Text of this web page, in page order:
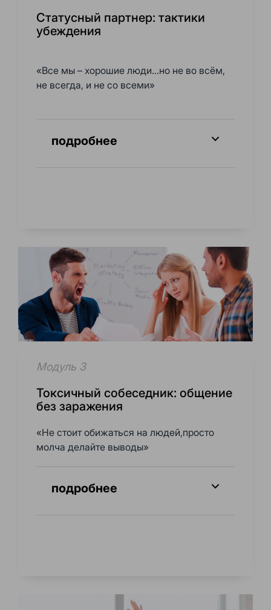
Статусный партнер: тактики
убеждения
«Все мы – хорошие люди...но не во всём,
не всегда, и не со всеми»
подробнее
Модуль 3
Токсичный собеседник: общение
без заражения
«Не стоит обижаться на людей,просто
молча делайте выводы»
подробнее